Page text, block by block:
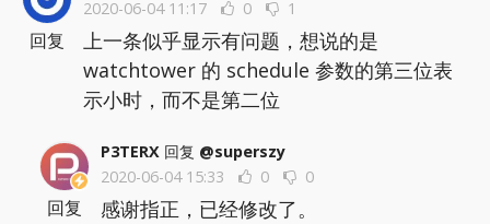
2020-06-04 11:17
0 1
上一条似乎显示有问题，想说的是
watchtower 的 schedule 参数的第三位表
示小时，而不是第二位
回复
P3TERX 回复 @superszy
2020-06-04 15:33
0 0
感谢指正，已经修改了。
回复